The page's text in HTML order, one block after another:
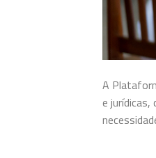
A
e jurídicas,